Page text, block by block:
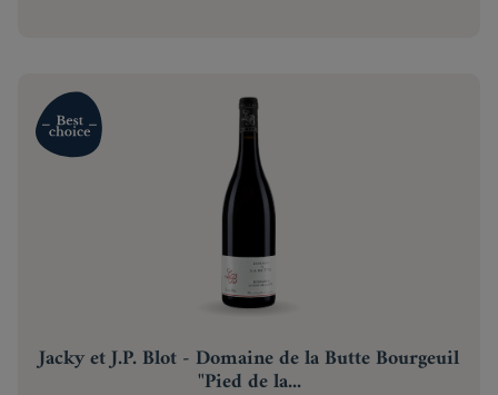
Jacky et J.P. Blot - Domaine de la Butte Bourgeuil
"Pied de la...